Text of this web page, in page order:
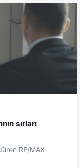
sırları
RE/MAX